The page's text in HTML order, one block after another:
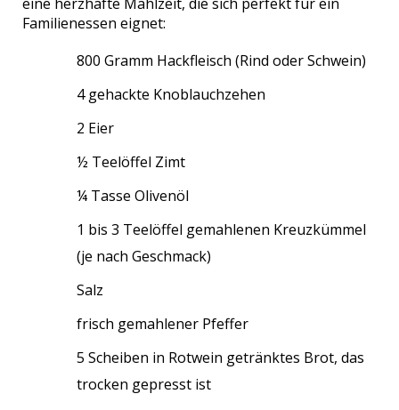
Familienessen eignet:
800 Gramm Hackfleisch (Rind oder Schwein)
4 gehackte Knoblauchzehen
2 Eier
½ Teelöffel Zimt
¼ Tasse Olivenöl
1 bis 3 Teelöffel gemahlenen Kreuzkümmel
(je nach Geschmack)
Salz
frisch gemahlener Pfeffer
5 Scheiben in Rotwein getränktes Brot, das
trocken gepresst ist